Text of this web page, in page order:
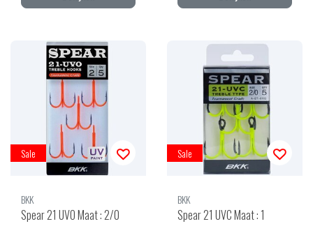
Sale
BKK
Spear 21 UVO Maat : 2/0
Sale
BKK
Spear 21 UVC Maat : 1